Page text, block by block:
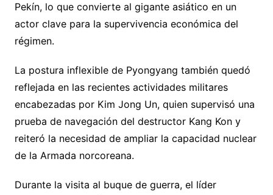
Pekín, lo que convierte al gigante asiático en un
actor clave para la supervivencia económica del
régimen.
La postura inflexible de Pyongyang también quedó
reflejada en las recientes actividades militares
encabezadas por Kim Jong Un, quien supervisó una
prueba de navegación del destructor Kang Kon y
reiteró la necesidad de ampliar la capacidad nuclear
de la Armada norcoreana.
Durante la visita al buque de guerra, el líder